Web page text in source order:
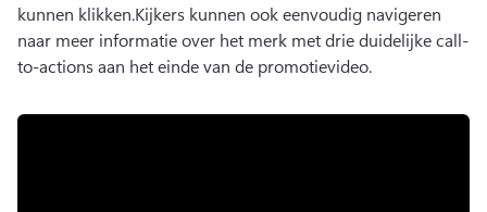
kunnen klikken.Kijkers kunnen ook eenvoudig navigeren
naar meer informatie over het merk met drie duidelijke call-
to-actions aan het einde van de promotievideo.